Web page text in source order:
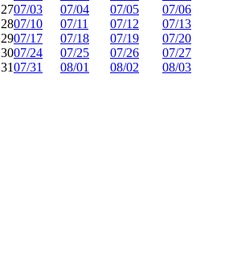
2707/03 07/04 07/05
07/06
2807/10 07/11 07/12
07/13
2907/17 07/18 07/19
07/20
3007/24 07/25 07/26
07/27
3107/31 08/01 08/02 08/03